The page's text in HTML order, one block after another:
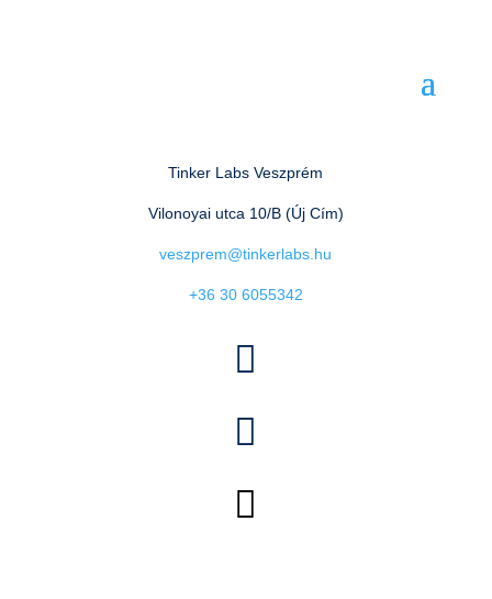
Tinker Labs Veszprém
Vilonoyai utca 10/B (Új Cím)
veszprem@tinkerlabs.hu
+36 30 6055342


